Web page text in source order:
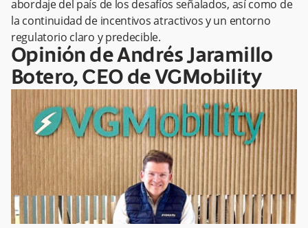
abordaje del país de los desafíos señalados, así como de
la continuidad de incentivos atractivos y un entorno
regulatorio claro y predecible.
Opinión de Andrés Jaramillo
Botero, CEO de VGMobility